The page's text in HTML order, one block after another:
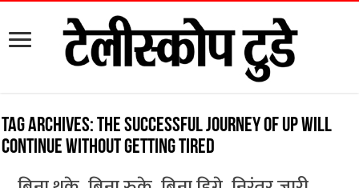
Tag Archives:The successful journey of UP will
continue without getting tired